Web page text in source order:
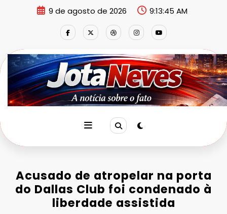
9 de agosto de 2026 9:13:46 AM
Acusado de atropelar na porta
do Dallas Club foi condenado à
liberdade assistida